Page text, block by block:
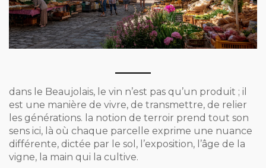
dans le Beaujolais, le vin n’est pas qu’un produit ; il
est une manière de vivre, de transmettre, de relier
les générations. la notion de terroir prend tout son
sens ici, là où chaque parcelle exprime une nuance
différente, dictée par le sol, l’exposition, l’âge de la
vigne, la main qui la cultive.